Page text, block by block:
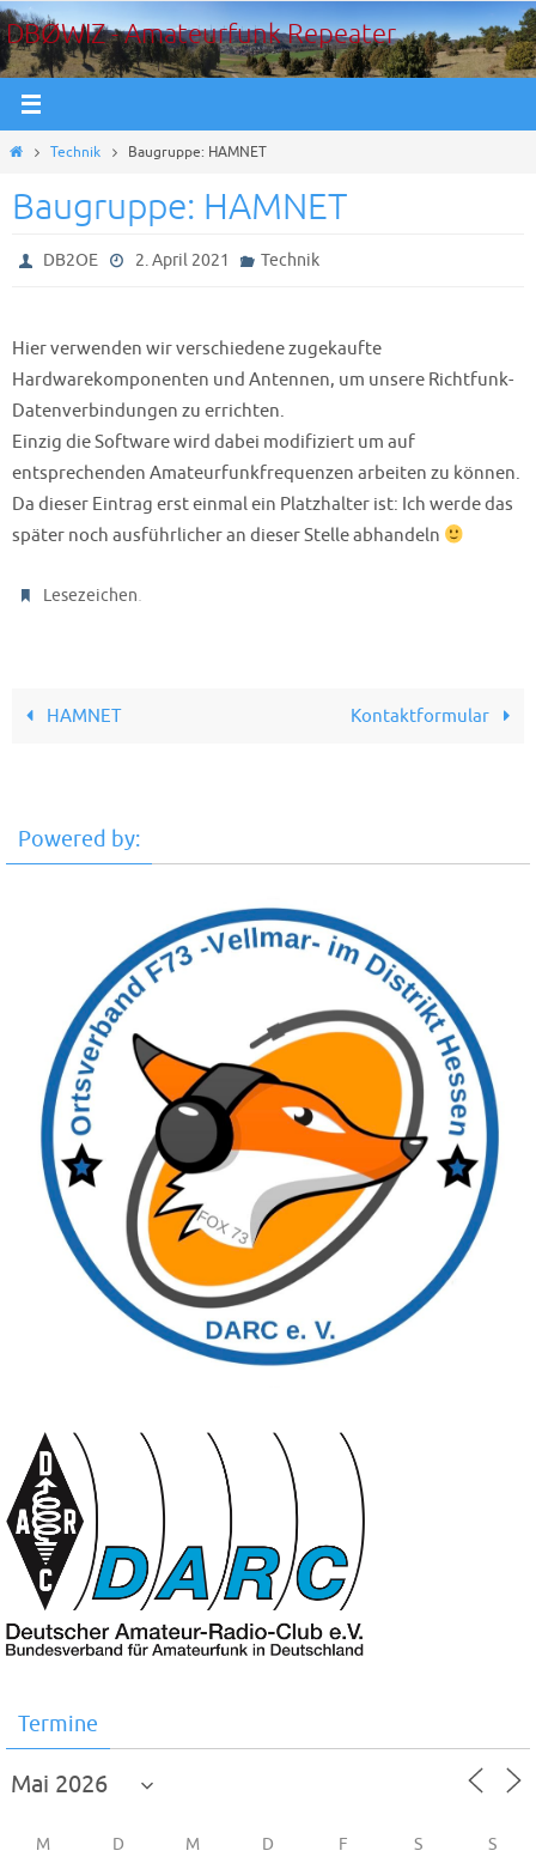
Zum
Inhalt
springen
DBØWIZ - Amateurfunk Repeater
StartTechnik Baugruppe: HAMNET
Baugruppe: HAMNET
DB2OE 2. April 2021 Technik
Hier verwenden wir verschiedene zugekaufte
Hardwarekomponenten und Antennen, um unsere Richtfunk-
Datenverbindungen zu errichten.
Einzig die Software wird dabei modifiziert um auf
entsprechenden Amateurfunkfrequenzen arbeiten zu können.
Da dieser Eintrag erst einmal ein Platzhalter ist: Ich werde das
später noch ausführlicher an dieser Stelle abhandeln
Lesezeichen.
HAMNET Kontaktformular
Powered by:
Termine
M D M D F S S